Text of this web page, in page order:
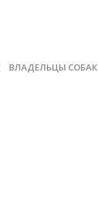
ВЛАДЕЛЬЦЫ СОБАК